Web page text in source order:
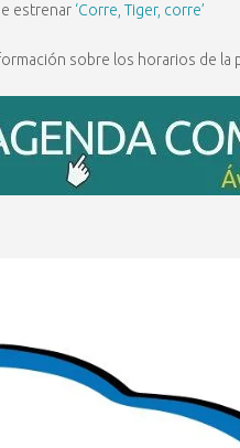
estrenar ‘Corre, Tiger, corre’
sobre los horarios de la